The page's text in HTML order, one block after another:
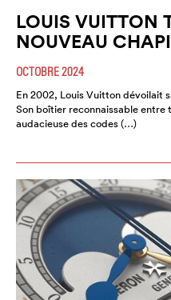
LOUIS VUITTON
NOUVEAU
OCTOBRE 2024
En 2002, Louis Vuitton dévoilait
Son boîtier reconnaissable entre
audacieuse des codes (…)